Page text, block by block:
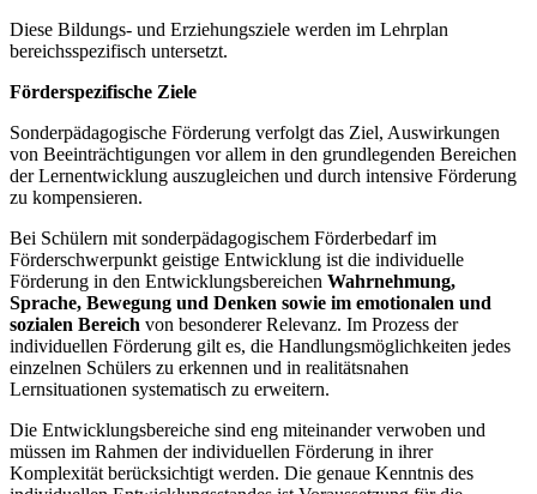
Diese Bildungs- und Erziehungsziele werden im Lehrplan
bereichsspezifisch untersetzt.
Förderspezifische Ziele
Sonderpädagogische Förderung verfolgt das Ziel, Auswirkungen
von Beeinträchtigungen vor allem in den grundlegenden Bereichen
der Lernentwicklung auszugleichen und durch intensive Förderung
zu kompensieren.
Bei Schülern mit sonderpädagogischem Förderbedarf im
Förderschwerpunkt geistige Entwicklung ist die individuelle
Förderung in den Entwicklungsbereichen Wahrnehmung,
Sprache, Bewegung und Denken sowie im emotionalen und
sozialen Bereich von besonderer Relevanz. Im Prozess der
individuellen Förderung gilt es, die Handlungsmöglichkeiten jedes
einzelnen Schülers zu erkennen und in realitätsnahen
Lernsituationen systematisch zu erweitern.
Die Entwicklungsbereiche sind eng miteinander verwoben und
müssen im Rahmen der individuellen Förderung in ihrer
Komplexität berücksichtigt werden. Die genaue Kenntnis des